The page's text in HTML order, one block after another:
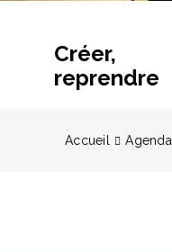
Créer,
reprendre
Accueil Agenda